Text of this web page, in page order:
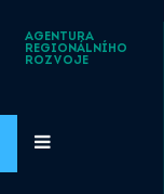
AGENTURA
REGIONÁLNÍHO
ROZVOJE